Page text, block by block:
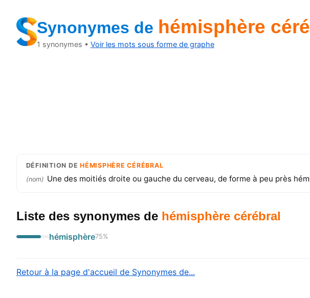
Synonymes de hémisphère
1 synonymes • Voir les mots sous forme de graphe
DÉFINITION DEHÉMISPHÈRE CÉRÉBRAL
(nom) Une des moitiés droite ou gauche du cerveau, de forme à peu près
Liste des synonymes de hémisphère cérébral
hémisphère75%
Retour à la page d'accueil de Synonymes de...